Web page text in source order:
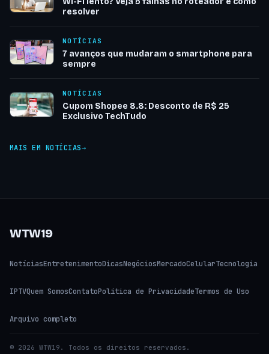
resolver
NOTÍCIAS
7 avanços que mudaram o smartphone para
sempre
NOTÍCIAS
Cupom Shopee 8.8: Desconto de R$ 25
Exclusivo TechTudo
MAIS EM NOTÍCIAS
WTW19
NotíciasEntretenimentoDicasNegóciosMercadoCelularTecnologia
IPTVQuem SomosContatoPolítica de PrivacidadeTermos de Uso
Arquivo completo
© 2026 WTW19. Todos os direitos reservados.